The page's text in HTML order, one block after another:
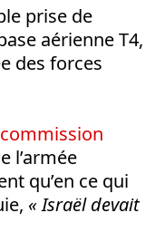
prise de
aérienne T4,
des forces
l’armée
qu’en ce qui
« Israël devait